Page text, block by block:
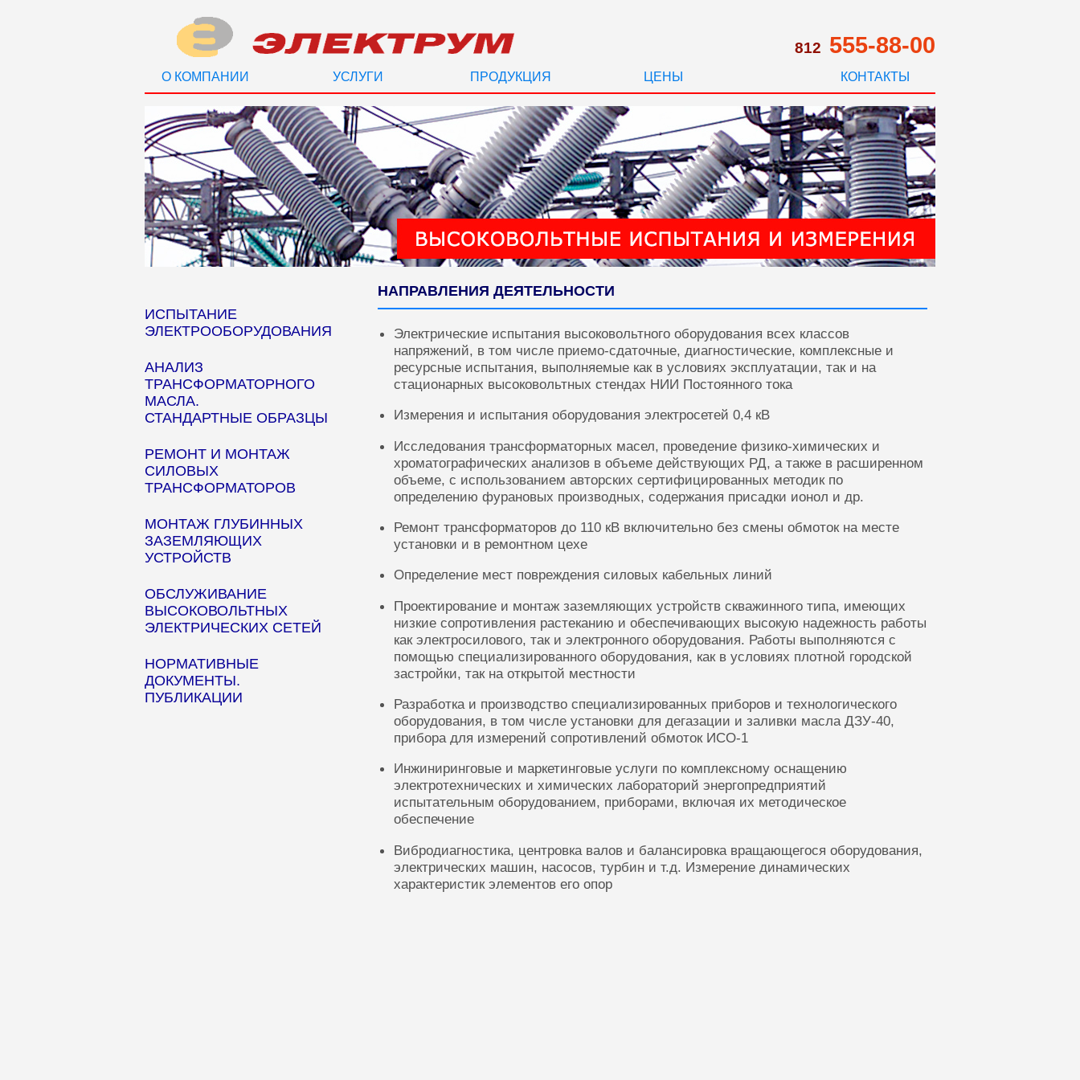
812 555-88-00
О КОМПАНИИ УСЛУГИ ПРОДУКЦИЯ ЦЕНЫ КОНТАКТЫ
ИСПЫТАНИЕ
ЭЛЕКТРООБОРУДОВАНИЯ
АНАЛИЗ
ТРАНСФОРМАТОРНОГО
МАСЛА.
СТАНДАРТНЫЕ ОБРАЗЦЫ
РЕМОНТ И МОНТАЖ
СИЛОВЫХ
ТРАНСФОРМАТОРОВ
МОНТАЖ ГЛУБИННЫХ
ЗАЗЕМЛЯЮЩИХ
УСТРОЙСТВ
ОБСЛУЖИВАНИЕ
ВЫСОКОВОЛЬТНЫХ
ЭЛЕКТРИЧЕСКИХ СЕТЕЙ
НОРМАТИВНЫЕ
ДОКУМЕНТЫ.
ПУБЛИКАЦИИ
НАПРАВЛЕНИЯ ДЕЯТЕЛЬНОСТИ
Электрические испытания высоковольтного оборудования всех классов
напряжений, в том числе приемо-сдаточные, диагностические, комплексные и
ресурсные испытания, выполняемые как в условиях эксплуатации, так и на
стационарных высоковольтных стендах НИИ Постоянного тока
Измерения и испытания оборудования электросетей 0,4 кВ
Исследования трансформаторных масел, проведение физико-химических и
хроматографических анализов в объеме действующих РД, а также в расширенном
объеме, с использованием авторских сертифицированных методик по
определению фурановых производных, содержания присадки ионол и др.
Ремонт трансформаторов до 110 кВ включительно без смены обмоток на месте
установки и в ремонтном цехе
Определение мест повреждения силовых кабельных линий
Проектирование и монтаж заземляющих устройств скважинного типа, имеющих
низкие сопротивления растеканию и обеспечивающих высокую надежность работы
как электросилового, так и электронного оборудования. Работы выполняются с
помощью специализированного оборудования, как в условиях плотной городской
застройки, так на открытой местности
Разработка и производство специализированных приборов и технологического
оборудования, в том числе установки для дегазации и заливки масла ДЗУ-40,
прибора для измерений сопротивлений обмоток ИСО-1
Инжиниринговые и маркетинговые услуги по комплексному оснащению
электротехнических и химических лабораторий энергопредприятий
испытательным оборудованием, приборами, включая их методическое
обеспечение
Вибродиагностика, центровка валов и балансировка вращающегося оборудования,
электрических машин, насосов, турбин и т.д. Измерение динамических
характеристик элементов его опор